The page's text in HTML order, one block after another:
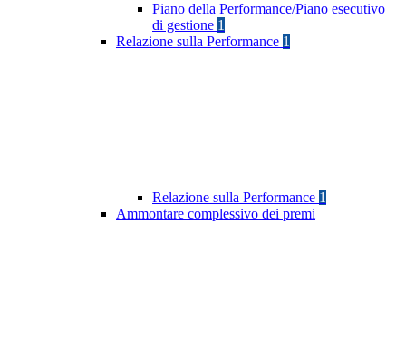
Piano della Performance/Piano esecutivo
di gestione 1
Relazione sulla Performance 1
Relazione sulla Performance 1
Ammontare complessivo dei premi